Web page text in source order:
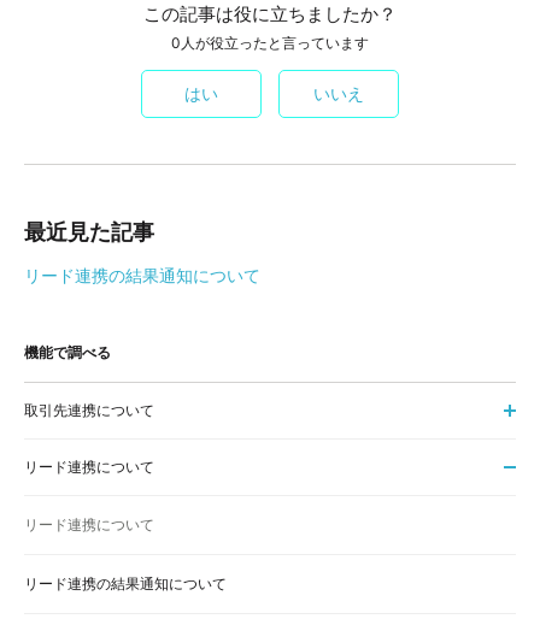
この記事は役に立ちましたか？
0人が役立ったと言っています
はい いいえ
最近見た記事
リード連携の結果通知について
機能で調べる
取引先連携について
リード連携について
リード連携について
リード連携の結果通知について